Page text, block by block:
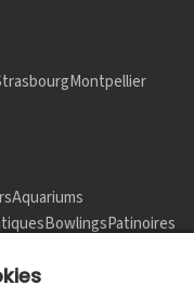
Montpellier
Aquariums
BowlingsPatinoires